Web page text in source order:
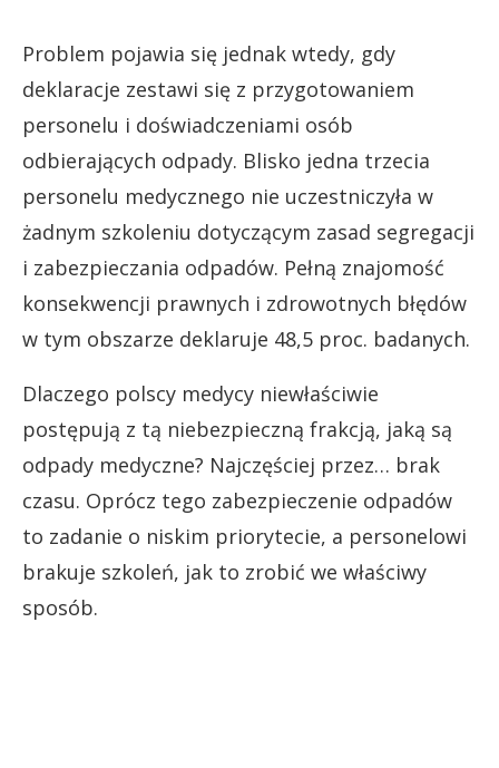
Problem pojawia się jednak wtedy, gdy
deklaracje zestawi się z przygotowaniem
personelu i doświadczeniami osób
odbierających odpady. Blisko jedna trzecia
personelu medycznego nie uczestniczyła w
żadnym szkoleniu dotyczącym zasad segregacji
i zabezpieczania odpadów. Pełną znajomość
konsekwencji prawnych i zdrowotnych błędów
w tym obszarze deklaruje 48,5 proc. badanych.
Dlaczego polscy medycy niewłaściwie
postępują z tą niebezpieczną frakcją, jaką są
odpady medyczne? Najczęściej przez… brak
czasu. Oprócz tego zabezpieczenie odpadów
to zadanie o niskim priorytecie, a personelowi
brakuje szkoleń, jak to zrobić we właściwy
sposób.